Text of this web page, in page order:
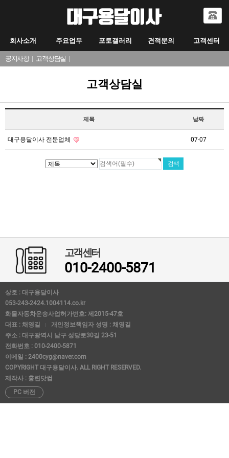
회사소개 주요업무 포토갤러리 견적문의 고객센터
공지사항| 고객상담실 |
고객상담실
제목 날짜
대구용달이사 전문업체 07-07
고객센터
010-2400-5871
상호 : 대구용달이사
053-243-2424.1004114.co.kr
화물자동차운송사업허가번호: 제2015-47호
대표 : 채영길
개인정보책임자 성명 : 채영길
주소 : 대구광역시 남구 성당로30길 23-51
전화번호 : 010-2400-5871
이메일 : 2400cyg@naver.com
COPYRIGHT 대구용달이사. ALL RIGHT RESERVED.
제작사 : 홍련닷컴
PC 버전